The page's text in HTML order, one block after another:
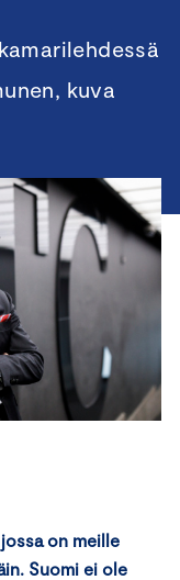
kuva
on meille
Suomi ei ole